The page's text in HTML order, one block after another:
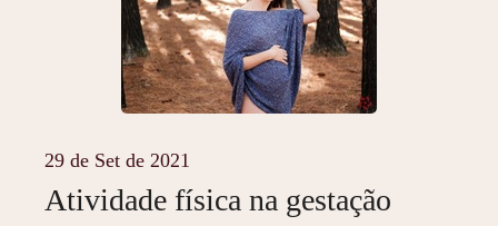
29 de Set de 2021
Atividade física na gestação